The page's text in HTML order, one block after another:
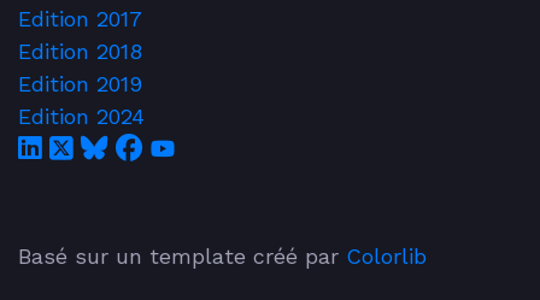
Edition 2017
Edition 2018
Edition 2019
Edition 2024
Basé sur un template créé par Colorlib